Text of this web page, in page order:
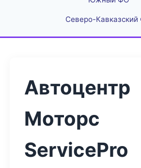
Северо-
Автоцентр
Моторс
ServicePro